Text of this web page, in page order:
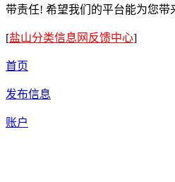
带责任! 希望我们的平台能为您带
[盐山分类信息网反馈中心]
首页
发布信息
账户